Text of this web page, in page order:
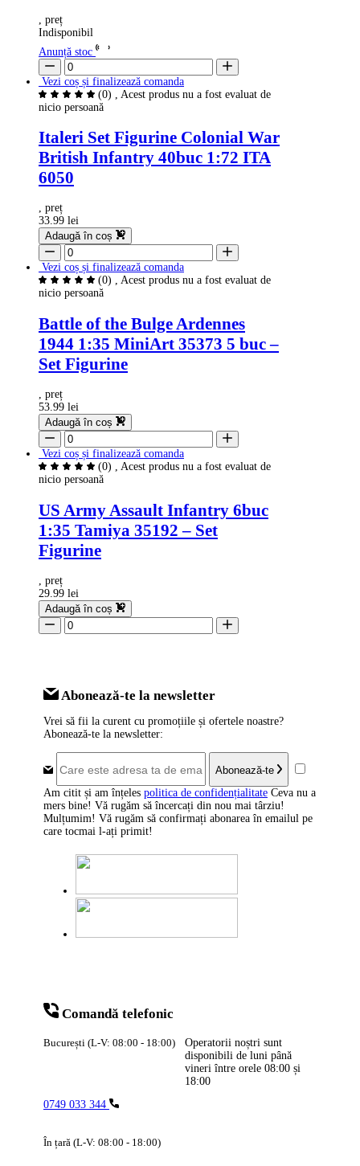
, preț
Indisponibil
Anunță stoc
Vezi coș și finalizează comanda
(0)
, Acest produs nu a fost evaluat de
nicio persoană
Italeri Set Figurine Colonial War
British Infantry 40buc 1:72 ITA
6050
, preț
33.99 lei
Adaugă în coș
Vezi coș și finalizează comanda
(0) , Acest produs nu a fost evaluat de
nicio persoană
Battle of the Bulge Ardennes
1944 1:35 MiniArt 35373 5 buc –
Set Figurine
, preț
53.99 lei
Adaugă în coș
Vezi coș și finalizează comanda
(0) , Acest produs nu a fost evaluat de
nicio persoană
US Army Assault Infantry 6buc
1:35 Tamiya 35192 – Set
Figurine
, preț
29.99 lei
Adaugă în coș
Comandă telefonic
București (L-V: 08:00 - 18:00)
Operatorii noștri sunt
disponibili de luni până
vineri între orele 08:00 și
18:00
0749 033 344
În țară (L-V: 08:00 - 18:00)
Abonează-te la newsletter
Vrei să fii la curent cu promoțiile și ofertele noastre?
Abonează-te la newsletter:
Abonează-te
Am citit și am înțeles politica de confidențialitate Ceva nu a
mers bine! Vă rugăm să încercați din nou mai târziu!
Mulțumim! Vă rugăm să confirmați abonarea în emailul pe
care tocmai l-ați primit!